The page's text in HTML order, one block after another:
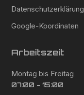
Datenschutzerklärung
Google-Koordinaten
Arbeitszeit
Montag bis Freitag
07:00 - 15:00